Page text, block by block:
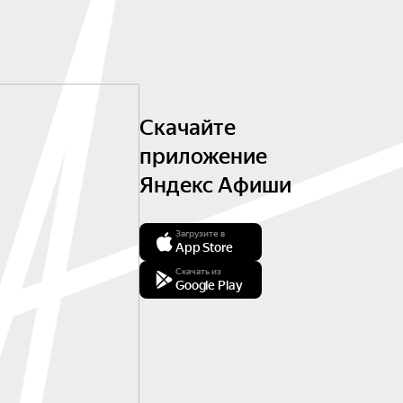
Скачайте
приложение
Яндекс Афиши
Загрузите в
App Store
Скачать из
Google Play